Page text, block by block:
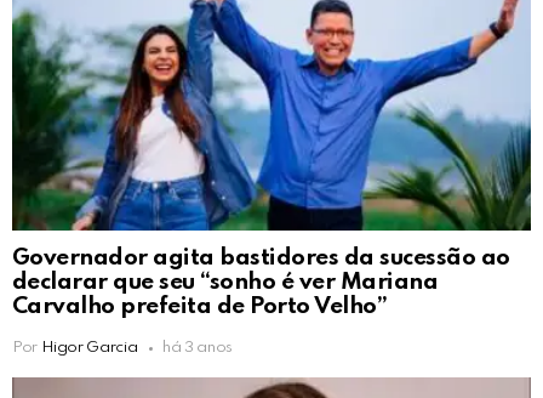
Governador agita bastidores da sucessão ao
declarar que seu “sonho é ver Mariana
Carvalho prefeita de Porto Velho”
Por Higor Garcia há 3 anos